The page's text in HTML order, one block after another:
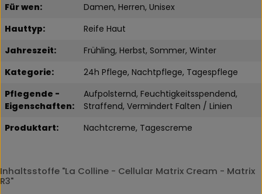
Für wen:
Damen, Herren, Unisex
Hauttyp:
Reife Haut
Jahreszeit:
Frühling, Herbst, Sommer, Winter
Kategorie:
24h Pflege, Nachtpflege, Tagespflege
Pflegende -
Eigenschaften:
Aufpolsternd, Feuchtigkeitsspendend,
Straffend, Vermindert Falten / Linien
Produktart:
Nachtcreme, Tagescreme
Inhaltsstoffe "La Colline - Cellular Matrix Cream - Matrix
R3"